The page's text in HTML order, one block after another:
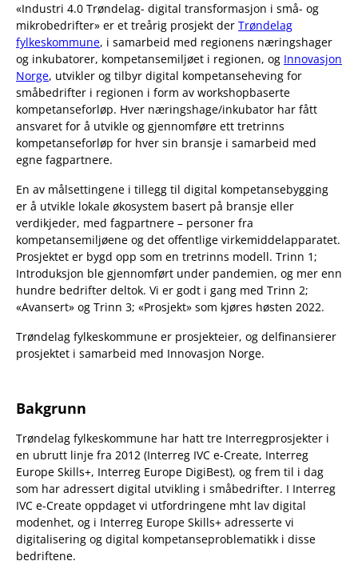
«Industri 4.0 Trøndelag- digital transformasjon i små- og
mikrobedrifter» er et treårig prosjekt der Trøndelag
fylkeskommune, i samarbeid med regionens næringshager
og inkubatorer, kompetansemiljøet i regionen, og Innovasjon
Norge, utvikler og tilbyr digital kompetanseheving for
småbedrifter i regionen i form av workshopbaserte
kompetanseforløp. Hver næringshage/inkubator har fått
ansvaret for å utvikle og gjennomføre ett tretrinns
kompetanseforløp for hver sin bransje i samarbeid med
egne fagpartnere.
En av målsettingene i tillegg til digital kompetansebygging
er å utvikle lokale økosystem basert på bransje eller
verdikjeder, med fagpartnere – personer fra
kompetansemiljøene og det offentlige virkemiddelapparatet.
Prosjektet er bygd opp som en tretrinns modell. Trinn 1;
Introduksjon ble gjennomført under pandemien, og mer enn
hundre bedrifter deltok. Vi er godt i gang med Trinn 2;
«Avansert» og Trinn 3; «Prosjekt» som kjøres høsten 2022.
Trøndelag fylkeskommune er prosjekteier, og delfinansierer
prosjektet i samarbeid med Innovasjon Norge.
Bakgrunn
Trøndelag fylkeskommune har hatt tre Interregprosjekter i
en ubrutt linje fra 2012 (Interreg IVC e-Create, Interreg
Europe Skills+, Interreg Europe DigiBest), og frem til i dag
som har adressert digital utvikling i småbedrifter. I Interreg
IVC e-Create oppdaget vi utfordringene mht lav digital
modenhet, og i Interreg Europe Skills+ adresserte vi
digitalisering og digital kompetanseproblematikk i disse
bedriftene.